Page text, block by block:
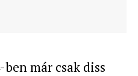
már csak diss